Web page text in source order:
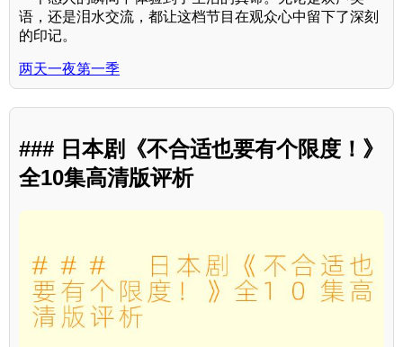
语，还是泪水交流，都让这档节目在观众心中留下了深刻
的印记。
两天一夜第一季
### 日本剧《不合适也要有个限度！》
全10集高清版评析